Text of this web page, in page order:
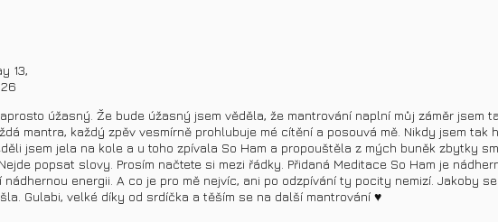
13,
5
úžasný. Že bude úžasný jsem věděla, že mantrování naplní můj záměr jsem
mantra, každý zpěv vesmírně prohlubuje mé cítění a posouvá mě. Nikdy jsem
jsem jela na kole a u toho zpívala So Ham a propouštěla z mých buněk zbytky
popsat slovy. Prosím načtete si mezi řádky. Přidaná Meditace So Ham je
nádhernou energii. A co je pro mě nejvíc, ani po odzpívání ty pocity nemizí. Jakoby
Gulabi, velké díky od srdíčka a těším se na další mantrování ♥️